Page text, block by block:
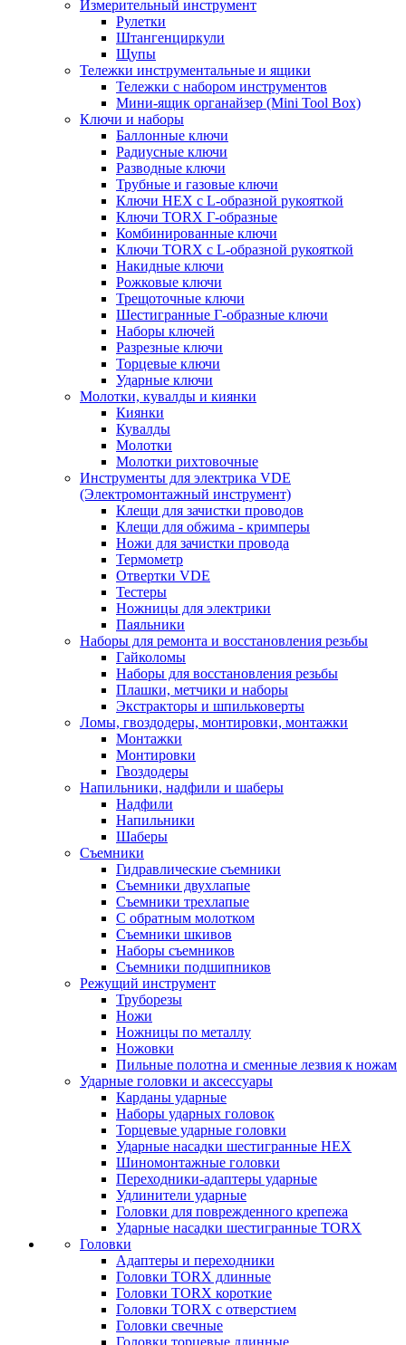
Измерительный инструмент
Рулетки
Штангенциркули
Щупы
Тележки инструментальные и ящики
Тележки с набором инструментов
Мини-ящик органайзер (Mini Tool Box)
Ключи и наборы
Баллонные ключи
Радиусные ключи
Разводные ключи
Трубные и газовые ключи
Ключи HEX с L-образной рукояткой
Ключи TORX Г-образные
Комбинированные ключи
Ключи TORX с L-образной рукояткой
Накидные ключи
Рожковые ключи
Трещоточные ключи
Шестигранные Г-образные ключи
Наборы ключей
Разрезные ключи
Торцевые ключи
Ударные ключи
Молотки, кувалды и киянки
Киянки
Кувалды
Молотки
Молотки рихтовочные
Инструменты для электрика VDE
(Электромонтажный инструмент)
Клещи для зачистки проводов
Клещи для обжима - кримперы
Ножи для зачистки провода
Термометр
Отвертки VDE
Тестеры
Ножницы для электрики
Паяльники
Наборы для ремонта и восстановления резьбы
Гайколомы
Наборы для восстановления резьбы
Плашки, метчики и наборы
Экстракторы и шпильковерты
Ломы, гвоздодеры, монтировки, монтажки
Монтажки
Монтировки
Гвоздодеры
Напильники, надфили и шаберы
Надфили
Напильники
Шаберы
Съемники
Гидравлические съемники
Съемники двухлапые
Съемники трехлапые
С обратным молотком
Съемники шкивов
Наборы съемников
Съемники подшипников
Режущий инструмент
Труборезы
Ножи
Ножницы по металлу
Ножовки
Пильные полотна и сменные лезвия к ножам
Ударные головки и аксессуары
Карданы ударные
Наборы ударных головок
Торцевые ударные головки
Ударные насадки шестигранные HEX
Шиномонтажные головки
Переходники-адаптеры ударные
Удлинители ударные
Головки для поврежденного крепежа
Ударные насадки шестигранные TORX
Головки
Адаптеры и переходники
Головки TORX длинные
Головки TORX короткие
Головки TORX с отверстием
Головки свечные
Головки торцевые длинные